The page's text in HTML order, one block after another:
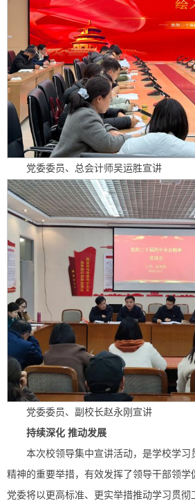
党委委员、总会计师吴运胜宣讲
党委委员、副校长赵永刚宣讲
持续深化 推动发展
本次校领导集中宣讲活动，是学校学习
精神的重要举措，有效发挥了领导干部领学
党委将以更高标准、更实举措推动学习贯